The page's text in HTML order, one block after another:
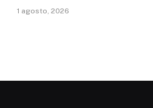
1 agosto, 2026